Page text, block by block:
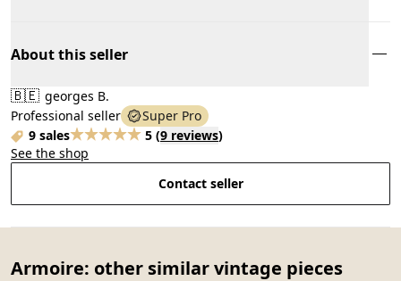
About this seller
🇧🇪 georges B.
Professional seller
Super Pro
9 sales
5 (9 reviews)
See the shop
Contact seller
Armoire: other similar vintage pieces